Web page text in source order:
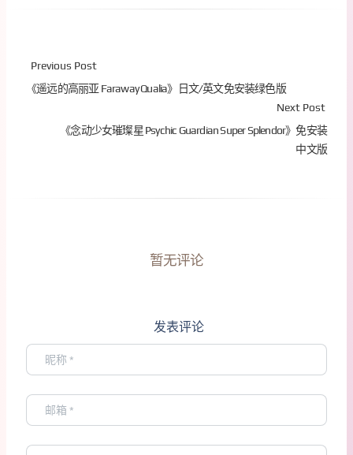
Previous Post
《遥远的高丽亚 Faraway Qualia》日文/英文免安装绿色版
Next Post
《念动少女璀璨星 Psychic Guardian Super Splendor》免安装
中文版
暂无评论
发表评论